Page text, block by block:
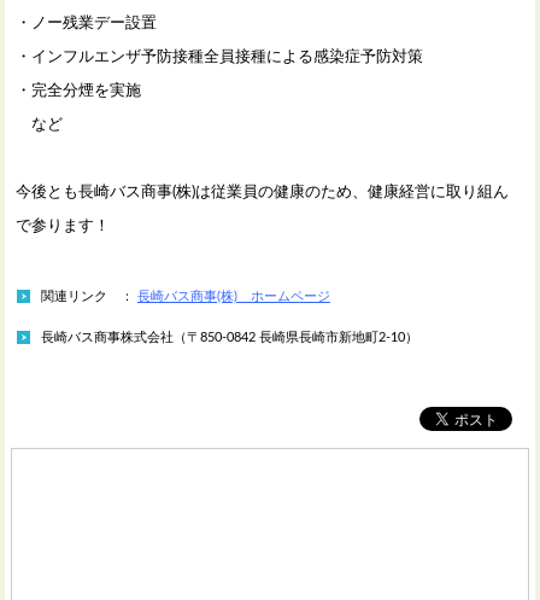
・ノー残業デー設置
・インフルエンザ予防接種全員接種による感染症予防対策
・完全分煙を実施
など
今後とも長崎バス商事(株)は従業員の健康のため、健康経営に取り組ん
で参ります！
関連リンク ： 長崎バス商事(株) ホームページ
長崎バス商事株式会社（〒850-0842 長崎県長崎市新地町2-10）